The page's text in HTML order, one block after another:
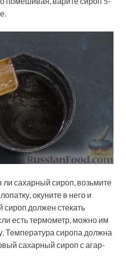
ли сахарный сироп, возьмите
окуните в него и
должен стекать
есть термометр, можно им
Температура сиропа должна
сахарный сироп с агар-